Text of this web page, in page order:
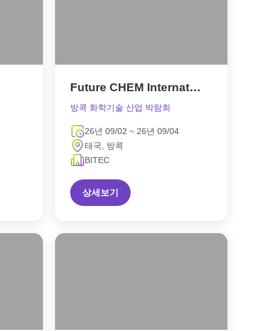
Future CHEM International
방콕 화학기술 산업 박람회
26년 09/02 ~ 26년 09/04
태국, 방콕
BITEC
상세보기